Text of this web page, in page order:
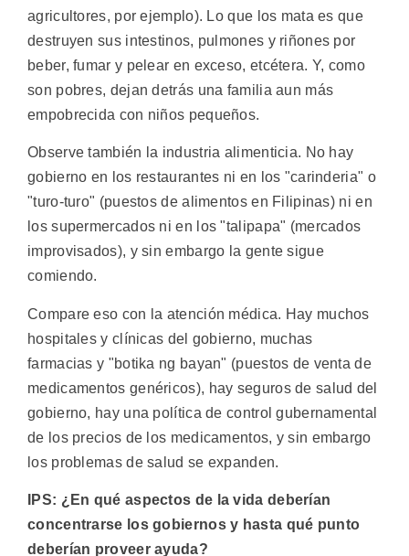
agricultores, por ejemplo). Lo que los mata es que
destruyen sus intestinos, pulmones y riñones por
beber, fumar y pelear en exceso, etcétera. Y, como
son pobres, dejan detrás una familia aun más
empobrecida con niños pequeños.
Observe también la industria alimenticia. No hay
gobierno en los restaurantes ni en los "carinderia" o
"turo-turo" (puestos de alimentos en Filipinas) ni en
los supermercados ni en los "talipapa" (mercados
improvisados), y sin embargo la gente sigue
comiendo.
Compare eso con la atención médica. Hay muchos
hospitales y clínicas del gobierno, muchas
farmacias y "botika ng bayan" (puestos de venta de
medicamentos genéricos), hay seguros de salud del
gobierno, hay una política de control gubernamental
de los precios de los medicamentos, y sin embargo
los problemas de salud se expanden.
IPS: ¿En qué aspectos de la vida deberían
concentrarse los gobiernos y hasta qué punto
deberían proveer ayuda?